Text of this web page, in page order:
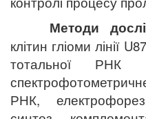
Методи
клітин гліоми лінії
тотальної РНК
РНК,